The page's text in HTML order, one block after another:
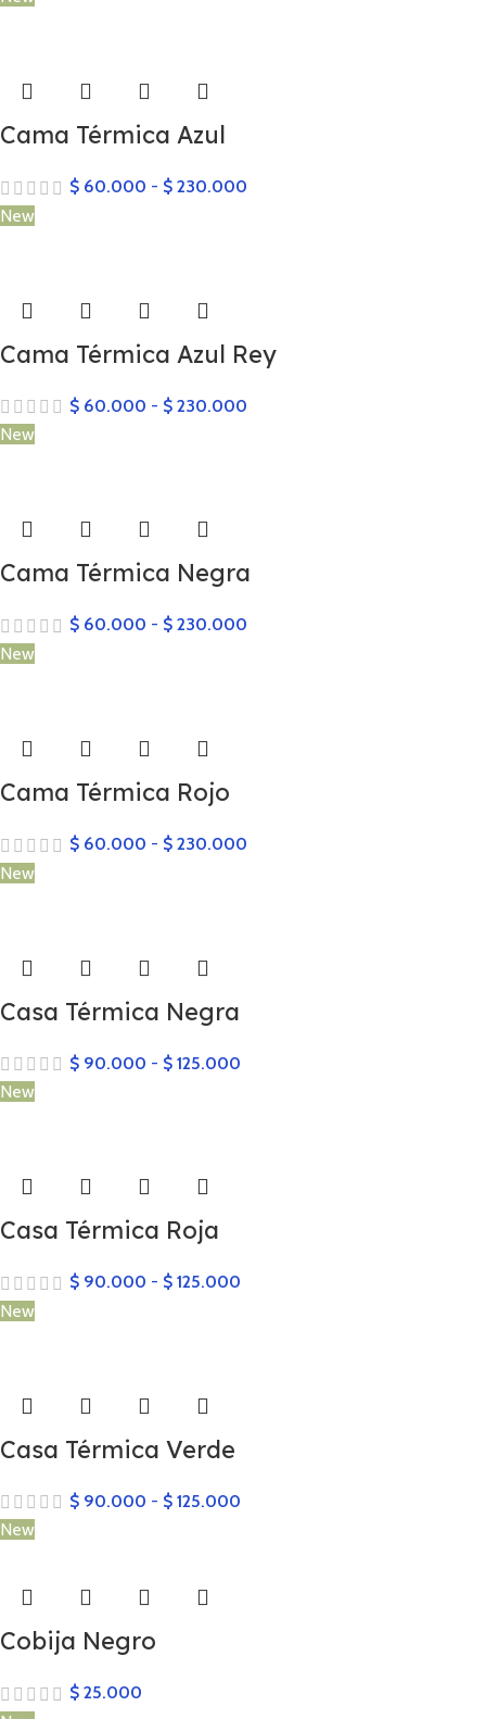
Cama Térmica Azul
$ 60.000 - $ 230.000
New
Cama Térmica Azul Rey
$ 60.000 - $ 230.000
New
Cama Térmica Negra
$ 60.000 - $ 230.000
New
Cama Térmica Rojo
$ 60.000 - $ 230.000
New
Casa Térmica Negra
$ 90.000 - $ 125.000
New
Casa Térmica Roja
$ 90.000 - $ 125.000
New
Casa Térmica Verde
$ 90.000 - $ 125.000
New
Cobija Negro
$ 25.000